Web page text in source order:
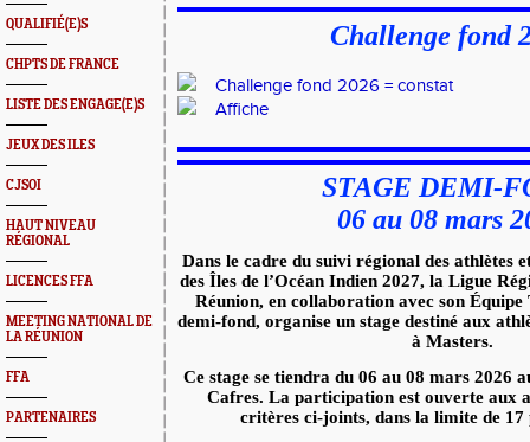
QUALIFIÉ(E)S
CHPTS DE FRANCE
LISTE DES ENGAGE(E)S
JEUX DES ILES
CJSOI
HAUT NIVEAU
RÉGIONAL
LICENCES FFA
MEETING NATIONAL DE
LA RÉUNION
FFA
PARTENAIRES
Challenge fond
Challenge fond 2026 = constat
Affiche
STAGE DEMI-
06 au 08 mars
Dans le cadre du suivi régional des athlètes
des Îles de l’Océan Indien 2027, la Ligue
Réunion, en collaboration avec son Équipe
demi-fond, organise un stage destiné aux
à Masters.
Ce stage se tiendra du 06 au 08 mars 2026
Cafres. La participation est ouverte aux
critères ci-joints, dans la limite de 17